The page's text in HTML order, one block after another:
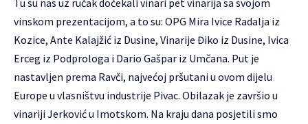
vinskom prezentacijom, a to su: OPG Mira Ivice Radalja iz
Kozice, Ante Kalajžić iz Dusine, Vinarije Điko iz Dusine, Ivica
Erceg iz Podprologa i Dario Gašpar iz Umčana. Put je
nastavljen prema Ravči, najvećoj pršutani u ovom dijelu
Europe u vlasništvu industrije Pivac. Obilazak je završio u
vinariji Jerković u Imotskom. Na kraju dana posjetili smo